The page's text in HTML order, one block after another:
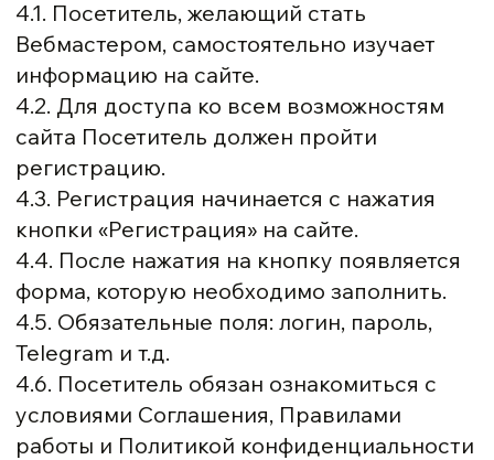
4.1. Посетитель, желающий стать
Вебмастером, самостоятельно изучает
информацию на сайте.
4.2. Для доступа ко всем возможностям
сайта Посетитель должен пройти
регистрацию.
4.3. Регистрация начинается с нажатия
кнопки «Регистрация» на сайте.
4.4. После нажатия на кнопку появляется
форма, которую необходимо заполнить.
4.5. Обязательные поля: логин, пароль,
Telegram и т.д.
4.6. Посетитель обязан ознакомиться с
условиями Соглашения, Правилами
работы и Политикой конфиденциальности